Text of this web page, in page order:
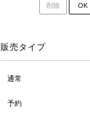
削除 OK
販売タイプ
通常
予約